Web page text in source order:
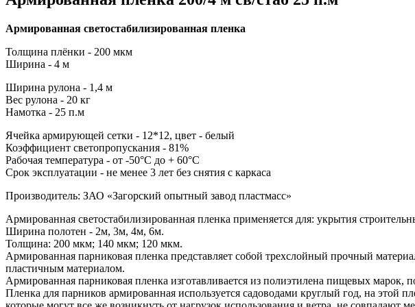
Армированная светостабилизированная пленка
Толщина плёнки - 200 мкм
Ширина - 4 м
Ширина рулона - 1,4 м
Вес рулона - 20 кг
Намотка - 25 п.м
Ячейка армирующей сетки - 12*12, цвет - белый
Коэффициент светопропускания - 81%
Рабочая температура - от -50°С до + 60°С
Срок эксплуатации - не менее 3 лет без снятия с каркаса
Производитель: ЗАО «Загорский опытный завод пластмасс»
Армированная светостабилизированная пленка применяется для: укрытия
Ширина полотен - 2м, 3м, 4м, 6м.
Толщина: 200 мкм; 140 мкм; 120 мкм.
Армированная парниковая пленка представляет собой трехслойный прочный
пластичным материалом.
Армированная парниковая пленка изготавливается из полиэтилена пищевых
Пленка для парников армированная используется садоводами круглый год, на этой